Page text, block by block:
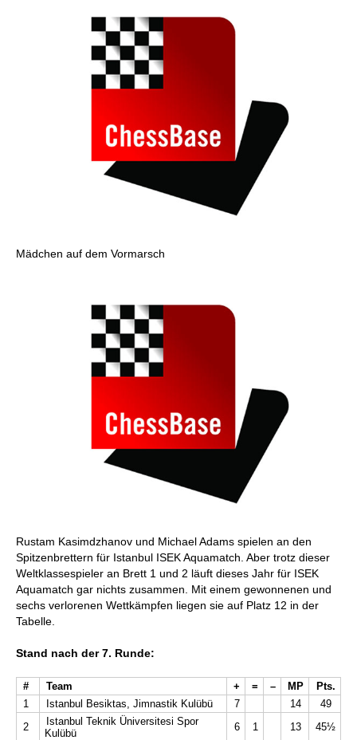
Mädchen auf dem Vormarsch
Rustam Kasimdzhanov und Michael Adams spielen an den
Spitzenbrettern für Istanbul ISEK Aquamatch. Aber trotz dieser
Weltklassespieler an Brett 1 und 2 läuft dieses Jahr für ISEK
Aquamatch gar nichts zusammen. Mit einem gewonnenen und
sechs verlorenen Wettkämpfen liegen sie auf Platz 12 in der
Tabelle.
Stand nach der 7. Runde:
# Team + = – MP
Pts.
1
Istanbul Besiktas, Jimnastik Kulübü 7 14
49
2
Istanbul Teknik Üniversitesi Spor
Kulübü
6 1 13
45½